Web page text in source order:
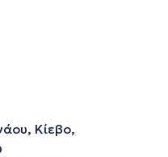
Κίεβο,